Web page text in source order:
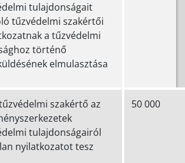
tulajdonságait
tűzvédelmi szakértői
a tűzvédelmi
történő
elmulasztása
szakértő az
tulajdonságairól
nyilatkozatot tesz
50 000